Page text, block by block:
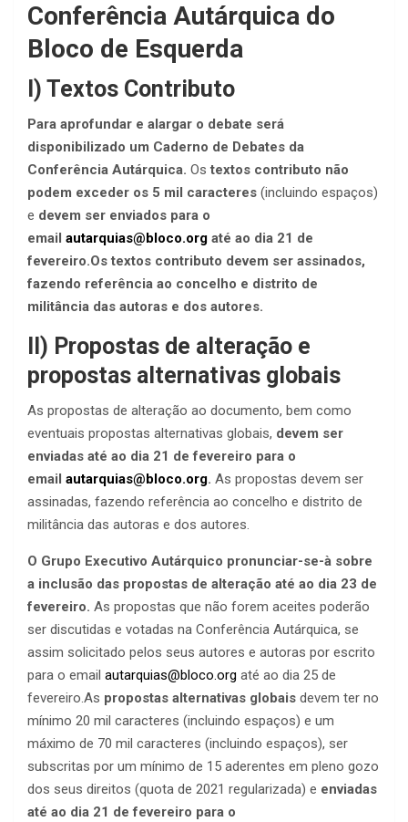
Conferência Autárquica do
Bloco de Esquerda
I) Textos Contributo
Para aprofundar e alargar o debate será
disponibilizado um Caderno de Debates da
Conferência Autárquica. Ostextos contributo não
podem exceder os 5 mil caracteres (incluindo espaços)
e devem ser enviados para o
email autarquias@bloco.org até ao dia 21 de
fevereiro.Os textos contributo devem ser assinados,
fazendo referência ao concelho e distrito de
militância das autoras e dos autores.
II) Propostas de alteração e
propostas alternativas globais
As propostas de alteração ao documento, bem como
eventuais propostas alternativas globais, devem ser
enviadas até ao dia 21 de fevereiro para o
email autarquias@bloco.org. As propostas devem ser
assinadas, fazendo referência ao concelho e distrito de
militância das autoras e dos autores.
O Grupo Executivo Autárquico pronunciar-se-à sobre
a inclusão das propostas de alteração até ao dia 23 de
fevereiro. As propostas que não forem aceites poderão
ser discutidas e votadas na Conferência Autárquica, se
assim solicitado pelos seus autores e autoras por escrito
para o email autarquias@bloco.org até ao dia 25 de
fevereiro.As propostas alternativas globais devem ter no
mínimo 20 mil caracteres (incluindo espaços) e um
máximo de 70 mil caracteres (incluindo espaços), ser
subscritas por um mínimo de 15 aderentes em pleno gozo
dos seus direitos (quota de 2021 regularizada) e enviadas
até ao dia 21 de fevereiro para o